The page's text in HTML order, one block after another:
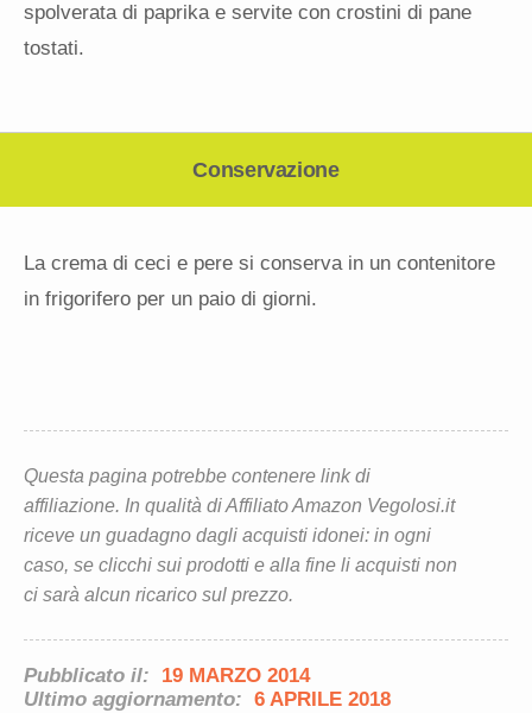
spolverata di paprika e servite con crostini di pane
tostati.
Conservazione
La crema di ceci e pere si conserva in un contenitore
in frigorifero per un paio di giorni.
Questa pagina potrebbe contenere link di
affiliazione. In qualità di Affiliato Amazon Vegolosi.it
riceve un guadagno dagli acquisti idonei: in ogni
caso, se clicchi sui prodotti e alla fine li acquisti non
ci sarà alcun ricarico sul prezzo.
Pubblicato il:
19 MARZO 2014
Ultimo aggiornamento: 6 APRILE 2018